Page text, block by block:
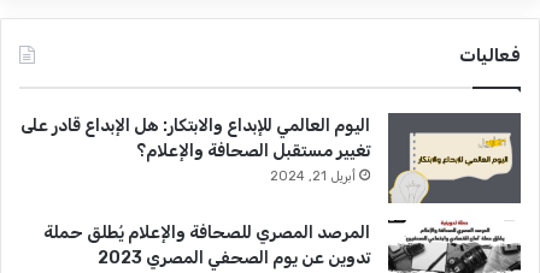
فعاليات
اليوم العالمي للإبداع والابتكار: هل الإبداع قادر على
تغيير مستقبل الصحافة والإعلام؟
أبريل 21, 2024
المرصد المصري للصحافة والإعلام يُطلق حملة
تدوين عن يوم الصحفي المصري 2023